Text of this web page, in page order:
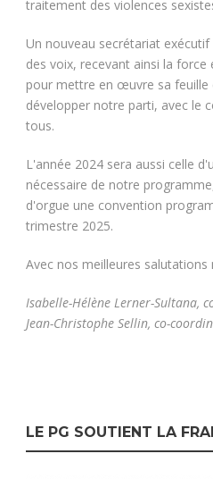
traitement des violences
Un nouveau secrétariat
des voix, recevant ainsi la
pour mettre en œuvre sa
développer notre parti, avec le
tous.
L'année 2024 sera aussi celle
nécessaire de notre
d'orgue une convention
trimestre 2025.
Avec nos meilleures
Isabelle-Hélène Lerner-Sultana,
Jean-Christophe Sellin, co-
LE PG SOUTIENT LA